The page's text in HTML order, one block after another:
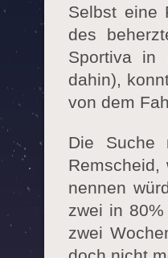
Selbst eine
des
Sportiva in
dahin),
von dem
Die Suche
nennen
zwei in
zwei